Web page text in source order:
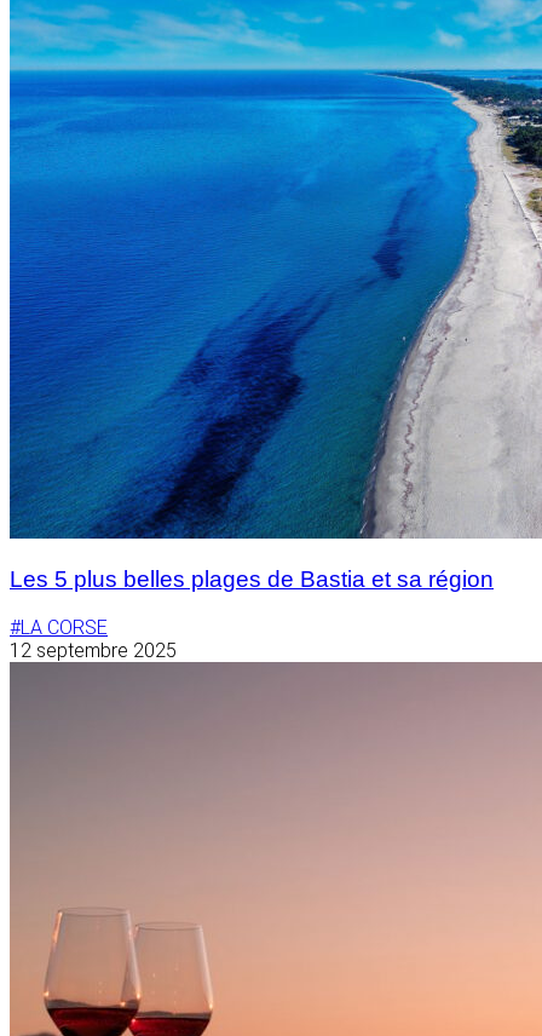
Les 5 plus belles plages de Bastia et sa région
#LA CORSE
12 septembre 2025